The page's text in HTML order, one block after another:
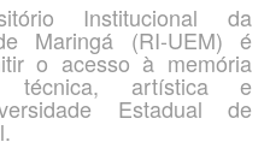
Institucional da
Maringá (RI-UEM) é
o acesso à memória
técnica, artística e
Estadual de